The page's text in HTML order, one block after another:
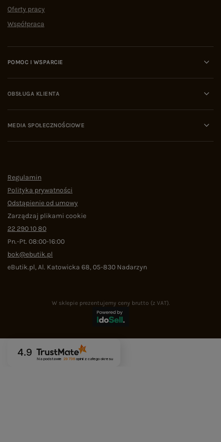
Oferty pracy
Współpraca
POMOC I WSPARCIE
OBSŁUGA KLIENTA
MEDIA SPOŁECZNOŚCIOWE
Regulamin
Polityka prywatności
Odstąpienie od umowy
Zarządzaj plikami cookie
22 290 10 80
Pn.-Pt. 08:00-16:00
bok@ebutik.pl
eButik.pl,Al. Katowicka 68,05-830 Nadarzyn
W sklepie prezentujemy ceny brutto (z VAT).
4.9
Na podstawie 29 736opinii z całego okresu